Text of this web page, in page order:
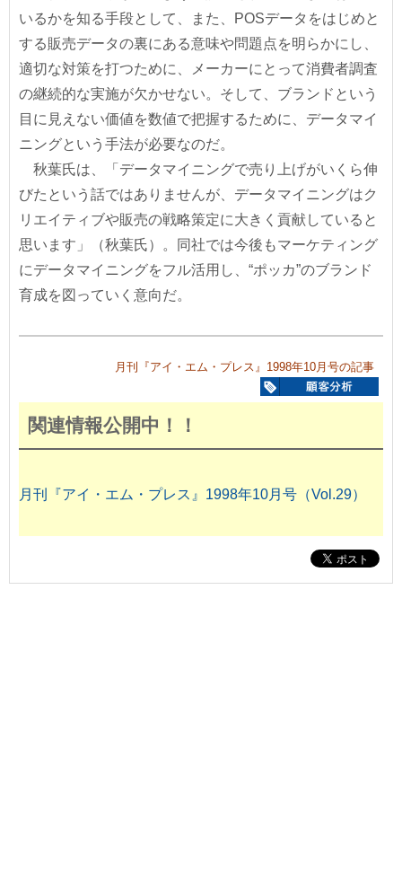
いるかを知る手段として、また、POSデータをはじめと
する販売データの裏にある意味や問題点を明らかにし、
適切な対策を打つために、メーカーにとって消費者調査
の継続的な実施が欠かせない。そして、ブランドという
目に見えない価値を数値で把握するために、データマイ
ニングという手法が必要なのだ。
秋葉氏は、「データマイニングで売り上げがいくら伸
びたという話ではありませんが、データマイニングはク
リエイティブや販売の戦略策定に大きく貢献していると
思います」（秋葉氏）。同社では今後もマーケティング
にデータマイニングをフル活用し、“ポッカ”のブランド
育成を図っていく意向だ。
月刊『アイ・エム・プレス』1998年10月号の記事
関連情報公開中！！
月刊『アイ・エム・プレス』1998年10月号（Vol.29）